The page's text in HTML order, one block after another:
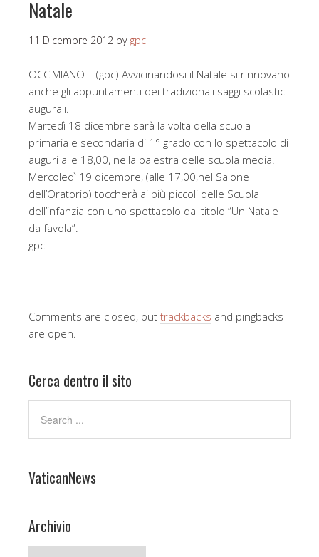
Natale
11 Dicembre 2012 by gpc
OCCIMIANO – (gpc) Avvicinandosi il Natale si rinnovano
anche gli appuntamenti dei tradizionali saggi scolastici
augurali.
Martedì 18 dicembre sarà la volta della scuola
primaria e secondaria di 1° grado con lo spettacolo di
auguri alle 18,00, nella palestra delle scuola media.
Mercoledì 19 dicembre, (alle 17,00,nel Salone
dell’Oratorio) toccherà ai più piccoli delle Scuola
dell’infanzia con uno spettacolo dal titolo “Un Natale
da favola”.
gpc
Comments are closed, but trackbacks and pingbacks
are open.
Cerca dentro il sito
VaticanNews
Archivio